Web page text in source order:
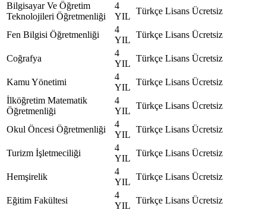
Bilgisayar Ve Öğretim
Teknolojileri Öğretmenliği
4
YIL
Türkçe Lisans Ücretsiz
Fen Bilgisi Öğretmenliği
4
YIL
Türkçe Lisans Ücretsiz
Coğrafya
4
YIL
Türkçe Lisans Ücretsiz
Kamu Yönetimi
4
YIL
Türkçe Lisans Ücretsiz
İlköğretim Matematik
Öğretmenliği
4
YIL
Türkçe Lisans Ücretsiz
Okul Öncesi Öğretmenliği
4
YIL
Türkçe Lisans Ücretsiz
Turizm İşletmeciliği
4
YIL
Türkçe Lisans Ücretsiz
Hemşirelik
4
YIL
Türkçe Lisans Ücretsiz
Eğitim Fakültesi
4
YIL
Türkçe Lisans Ücretsiz